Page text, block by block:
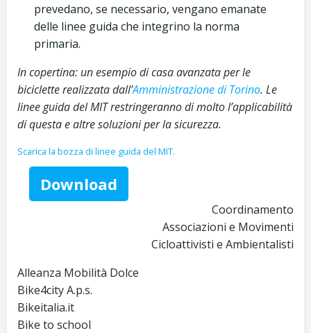
prevedano, se necessario, vengano emanate
delle linee guida che integrino la norma
primaria.
In copertina: un esempio di casa avanzata per le
biciclette realizzata dall’Amministrazione di Torino. Le
linee guida del MIT restringeranno di molto l’applicabilità
di questa e altre soluzioni per la sicurezza.
Scarica la bozza di linee guida del MIT.
Download
Coordinamento
Associazioni e Movimenti
Cicloattivisti e Ambientalisti
Alleanza Mobilità Dolce
Bike4city A.p.s.
Bikeitalia.it
Bike to school